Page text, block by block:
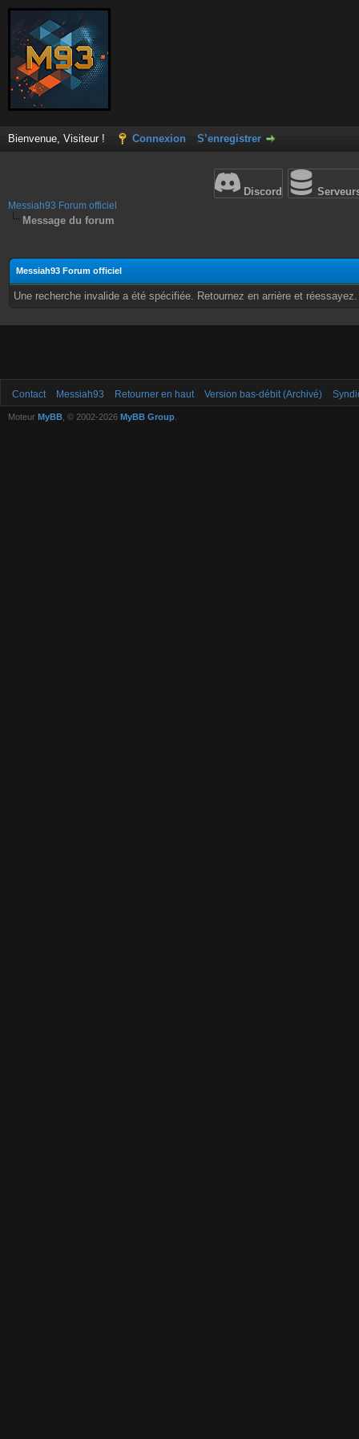
Bienvenue, Visiteur ! Connexion S’enregistrer
Discord
Messiah93 Forum officiel
Message du forum
Messiah93 Forum officiel
Une recherche invalide a été spécifiée. Retournez en arrière et réessayez.
Contact Messiah93 Retourner en haut Version bas-débit (Archivé)
Moteur MyBB , © 2002-2026 MyBB Group